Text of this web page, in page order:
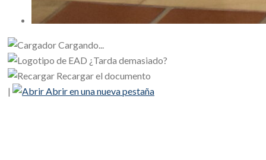
Cargando...
¿Tarda demasiado?
Recargar el documento
|
Abrir en una nueva pestaña